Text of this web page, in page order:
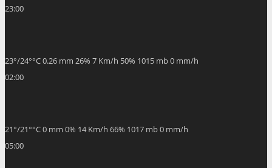
23:00
23°/24°°C0.26 mm 26% 7 Km/h 50% 1015 mb0 mm/h
02:00
21°/21°°C0 mm 0% 14 Km/h 66% 1017 mb0 mm/h
05:00